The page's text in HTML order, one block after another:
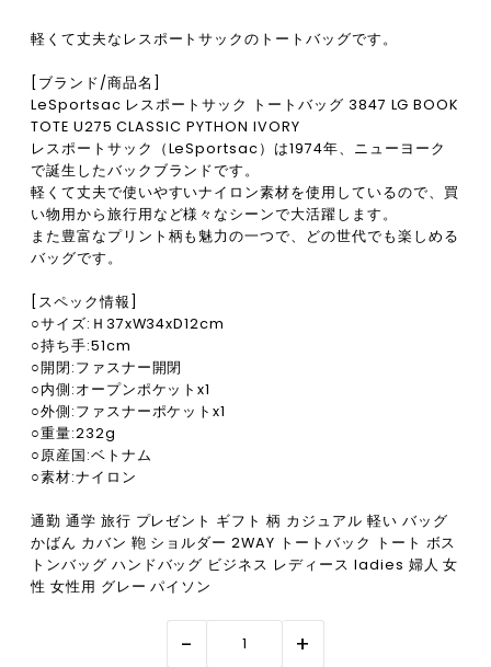
軽くて丈夫なレスポートサックのトートバッグです。
[ブランド/商品名]
LeSportsac レスポートサック トートバッグ 3847 LG BOOK
TOTE U275 CLASSIC PYTHON IVORY
レスポートサック（LeSportsac）は1974年、ニューヨーク
で誕生したバックブランドです。
軽くて丈夫で使いやすいナイロン素材を使用しているので、買
い物用から旅行用など様々なシーンで大活躍します。
また豊富なプリント柄も魅力の一つで、どの世代でも楽しめる
バッグです。
[スペック情報]
○サイズ:Ｈ37xW34xD12cm
○持ち手:51cm
○開閉:ファスナー開閉
○内側:オープンポケットx1
○外側:ファスナーポケットx1
○重量:232g
○原産国:ベトナム
○素材:ナイロン
通勤 通学 旅行 プレゼント ギフト 柄 カジュアル 軽い バッグ
かばん カバン 鞄 ショルダー 2WAY トートバック トート ボス
トンバッグ ハンドバッグ ビジネス レディース ladies 婦人 女
性 女性用 グレー パイソン
- +